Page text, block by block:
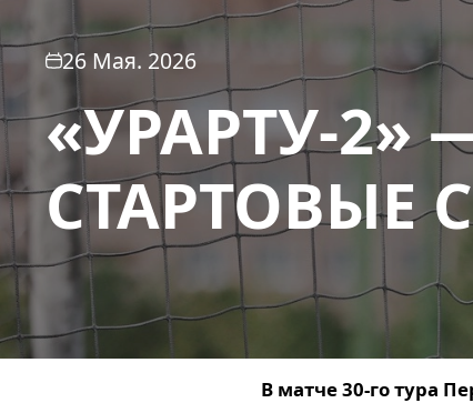
26 Мая. 2026
«УРАРТУ-2»
СТАРТОВЫЕ
В матче 30-го тура